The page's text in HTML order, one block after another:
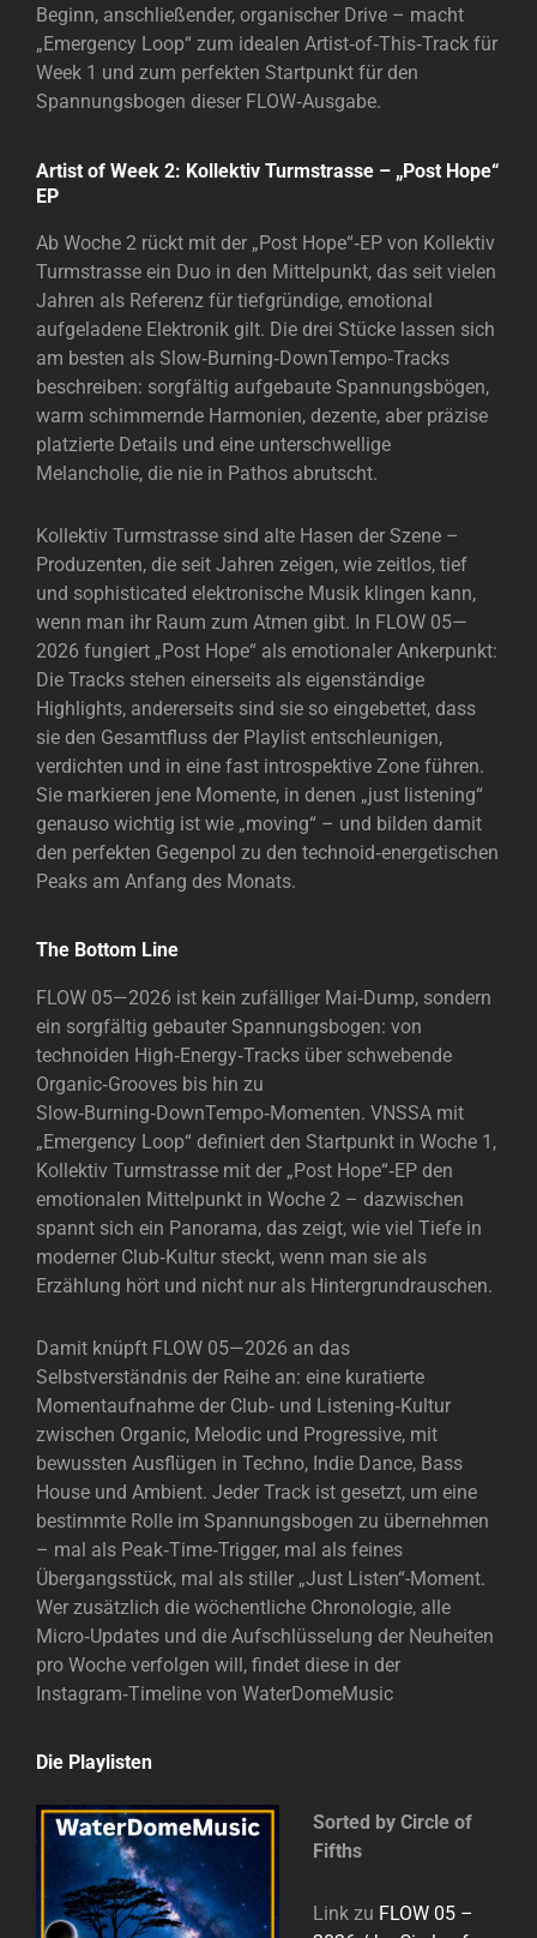
Beginn, anschließender, organischer Drive – macht
„Emergency Loop“ zum idealen Artist‑of‑This‑Track für
Week 1 und zum perfekten Startpunkt für den
Spannungsbogen dieser FLOW‑Ausgabe.
Artist of Week 2: Kollektiv Turmstrasse – „Post Hope“
EP
Ab Woche 2 rückt mit der „Post Hope“‑EP von Kollektiv
Turmstrasse ein Duo in den Mittelpunkt, das seit vielen
Jahren als Referenz für tiefgründige, emotional
aufgeladene Elektronik gilt. Die drei Stücke lassen sich
am besten als Slow‑Burning‑DownTempo‑Tracks
beschreiben: sorgfältig aufgebaute Spannungsbögen,
warm schimmernde Harmonien, dezente, aber präzise
platzierte Details und eine unterschwellige
Melancholie, die nie in Pathos abrutscht.
Kollektiv Turmstrasse sind alte Hasen der Szene –
Produzenten, die seit Jahren zeigen, wie zeitlos, tief
und sophisticated elektronische Musik klingen kann,
wenn man ihr Raum zum Atmen gibt. In FLOW 05—
2026 fungiert „Post Hope“ als emotionaler Ankerpunkt:
Die Tracks stehen einerseits als eigenständige
Highlights, andererseits sind sie so eingebettet, dass
sie den Gesamtfluss der Playlist entschleunigen,
verdichten und in eine fast introspektive Zone führen.
Sie markieren jene Momente, in denen „just listening“
genauso wichtig ist wie „moving“ – und bilden damit
den perfekten Gegenpol zu den technoid‑energetischen
Peaks am Anfang des Monats.
The Bottom Line
FLOW 05—2026 ist kein zufälliger Mai‑Dump, sondern
ein sorgfältig gebauter Spannungsbogen: von
technoiden High‑Energy‑Tracks über schwebende
Organic‑Grooves bis hin zu
Slow‑Burning‑DownTempo‑Momenten. VNSSA mit
„Emergency Loop“ definiert den Startpunkt in Woche 1,
Kollektiv Turmstrasse mit der „Post Hope“‑EP den
emotionalen Mittelpunkt in Woche 2 – dazwischen
spannt sich ein Panorama, das zeigt, wie viel Tiefe in
moderner Club‑Kultur steckt, wenn man sie als
Erzählung hört und nicht nur als Hintergrundrauschen.
Damit knüpft FLOW 05—2026 an das
Selbstverständnis der Reihe an: eine kuratierte
Momentaufnahme der Club‑ und Listening‑Kultur
zwischen Organic, Melodic und Progressive, mit
bewussten Ausflügen in Techno, Indie Dance, Bass
House und Ambient. Jeder Track ist gesetzt, um eine
bestimmte Rolle im Spannungsbogen zu übernehmen
– mal als Peak‑Time‑Trigger, mal als feines
Übergangsstück, mal als stiller „Just Listen“-Moment.
Wer zusätzlich die wöchentliche Chronologie, alle
Micro‑Updates und die Aufschlüsselung der Neuheiten
pro Woche verfolgen will, findet diese in der
Instagram‑Timeline von WaterDomeMusic
Die Playlisten
Sorted by Circle of
Fifths
Link zu FLOW 05 –